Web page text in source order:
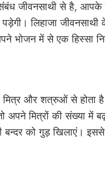
जीवनसाथी से है, आपके
लिहाजा
भोजन में से एक हिस्सा
और शत्रुओं से होता
अपने मित्रों की संख्या में
बन्दर को गुड़ खिलाएं।